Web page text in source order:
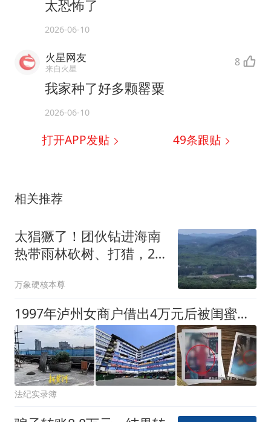
太恐怖了
2026-06-10
火星网友
来自火星 8
我家种了好多颗罂粟
2026-06-10
打开APP发贴 49条跟贴
相关推荐
太猖獗了！团伙钻进海南
热带雨林砍树、打猎，26
万象硬核本尊
1997年泸州女商户借出4万元后被闺蜜夫妻掐死藏尸花坛28年
法纪实录簿